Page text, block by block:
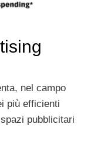
nel campo
più efficienti
pubblicitari